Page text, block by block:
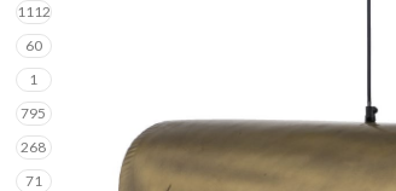
1112
60
1
795
268
71